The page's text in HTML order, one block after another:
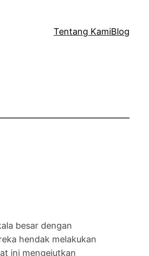
Tentang KamiBlog
besar dengan
hendak melakukan
ini mengejutkan